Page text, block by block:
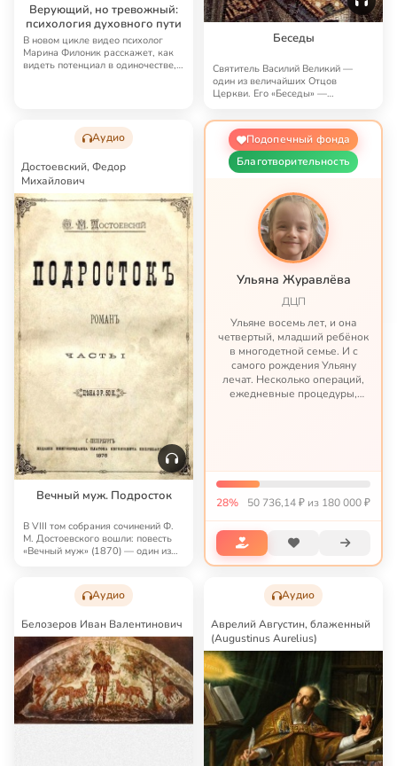
Верующий, но тревожный:
психология духовного пути
В новом цикле видео психолог
Марина Филоник расскажет, как
видеть потенциал в одиночестве,
Беседы
Святитель Василий Великий —
один из величайших Отцов
Церкви. Его «Беседы» —
Аудио
Достоевский, Федор
Михайлович
Вечный муж. Подросток
В VIII том собрания сочинений Ф.
М. Достоевского вошли: повесть
«Вечный муж» (1870) — один из
Подопечный фонда
Благотворительность
Ульяна Журавлёва
ДЦП
Ульяне восемь лет, и она
четвертый, младший ребёнок
в многодетной семье. И с
самого рождения Ульяну
лечат. Несколько операций,
ежедневные процедуры,
28% 50 736,14 ₽ из 180 000 ₽
Аудио
Белозеров Иван Валентинович
Аудио
Аврелий Августин, блаженный
(Augustinus Aurelius)